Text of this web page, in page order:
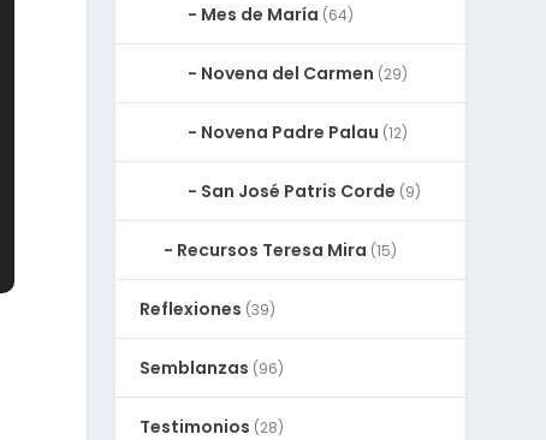
Mes de María (64)
Novena del Carmen (29)
Novena Padre Palau (12)
San José Patris Corde (9)
Recursos Teresa Mira (15)
Reflexiones (39)
Semblanzas (96)
Testimonios (28)